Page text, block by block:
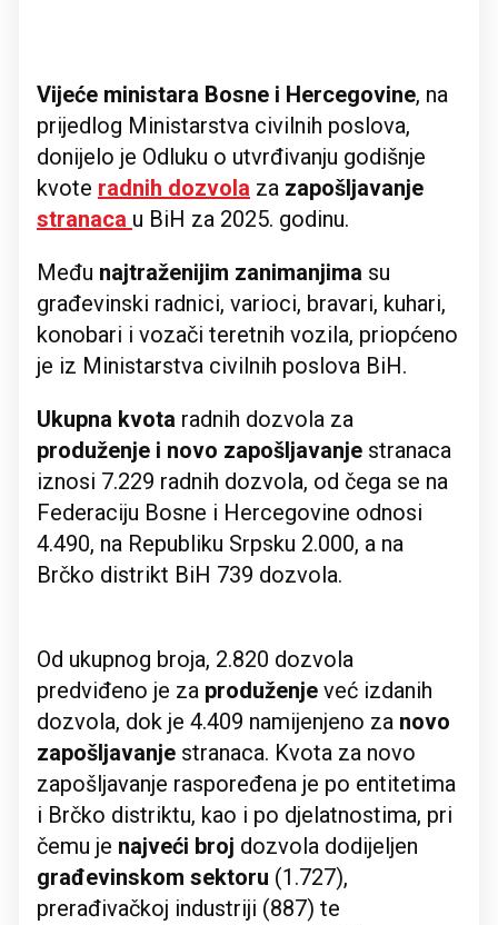
Vijeće ministara Bosne i Hercegovine, na
prijedlog Ministarstva civilnih poslova,
donijelo je Odluku o utvrđivanju godišnje
kvote radnih dozvola za zapošljavanje
stranaca u BiH za 2025. godinu.
Među najtraženijim zanimanjima su
građevinski radnici, varioci, bravari, kuhari,
konobari i vozači teretnih vozila, priopćeno
je iz Ministarstva civilnih poslova BiH.
Ukupna kvota radnih dozvola za
produženje i novo zapošljavanje stranaca
iznosi 7.229 radnih dozvola, od čega se na
Federaciju Bosne i Hercegovine odnosi
4.490, na Republiku Srpsku 2.000, a na
Brčko distrikt BiH 739 dozvola.
Od ukupnog broja, 2.820 dozvola
predviđeno je za produženje već izdanih
dozvola, dok je 4.409 namijenjeno za novo
zapošljavanje stranaca. Kvota za novo
zapošljavanje raspoređena je po entitetima
i Brčko distriktu, kao i po djelatnostima, pri
čemu je najveći broj dozvola dodijeljen
građevinskom sektoru (1.727),
prerađivačkoj industriji (887) te